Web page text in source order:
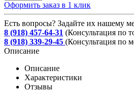
Оформить заказ в 1 клик
Есть вопросы? Задайте их нашему
8 (918) 457-64-31 (Консультация по
8 (918) 339-29-45 (Консультация по
Описание
Описание
Характеристики
Отзывы